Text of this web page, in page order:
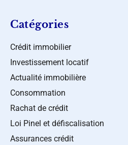
Catégories
Crédit immobilier
Investissement locatif
Actualité immobilière
Consommation
Rachat de crédit
Loi Pinel et défiscalisation
Assurances crédit